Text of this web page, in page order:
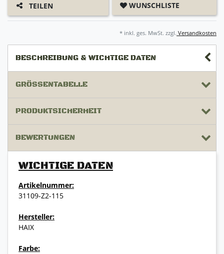
TEILEN WUNSCHLISTE
* inkl. ges. MwSt. zzgl. Versandkosten
BESCHREIBUNG & WICHTIGE DATEN
GRÖSSENTABELLE
PRODUKTSICHERHEIT
BEWERTUNGEN
WICHTIGE DATEN
Artikelnummer:
31109-Z2-115
Hersteller:
HAIX
Farbe: